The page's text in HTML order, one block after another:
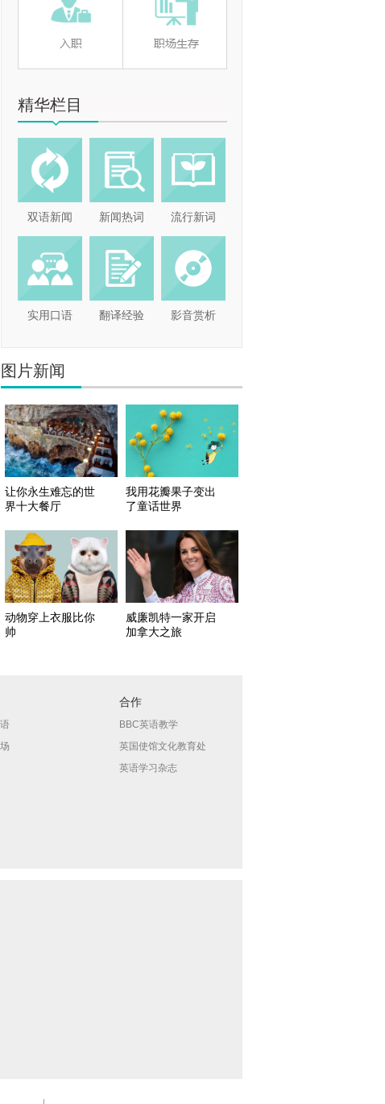
精华栏目
双语新闻 新闻热词 流行新词
实用口语 翻译经验 影音赏析
图片新闻
让你永生难忘的世
界十大餐厅
我用花瓣果子变出
了童话世界
动物穿上衣服比你
帅
威廉凯特一家开启
加拿大之旅
合作
BBC英语教学
英国使馆文化教育处
英语学习杂志